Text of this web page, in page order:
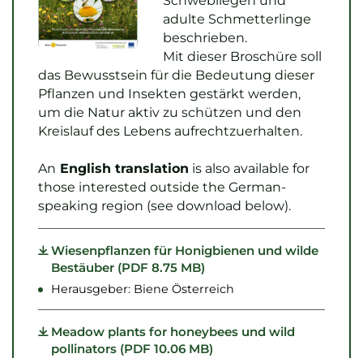
Skip to main content
Skip to main content
adulte Schmetterlinge
beschrieben.
Mit dieser Broschüre soll
das Bewusstsein für die Bedeutung dieser
Pflanzen und Insekten gestärkt werden,
um die Natur aktiv zu schützen und den
Kreislauf des Lebens aufrechtzuerhalten.
An English translation is also available for
those interested outside the German-
speaking region (see download below).
Wiesenpflanzen für Honigbienen und wilde
Bestäuber (PDF 8.75 MB)
Herausgeber: Biene Österreich
Meadow plants for honeybees und wild
pollinators (PDF 10.06 MB)